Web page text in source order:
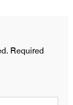
Required